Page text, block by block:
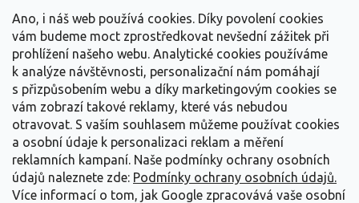
Ano, i náš web používá cookies. Díky povolení cookies
vám budeme moct zprostředkovat nevšední zážitek při
prohlížení našeho webu. Analytické cookies používáme
k analýze návštěvnosti, personalizační nám pomáhají
s přizpůsobením webu a díky marketingovým cookies se
vám zobrazí takové reklamy, které vás nebudou
otravovat. S vaším souhlasem můžeme používat cookies
a osobní údaje k personalizaci reklam a měření
reklamních kampaní. Naše podmínky ochrany osobních
údajů naleznete zde: Podmínky ochrany osobních údajů.
Více informací o tom, jak Google zpracovává vaše osobní
Vše o nákupu
Informace pro Vás
Kontakujte nás